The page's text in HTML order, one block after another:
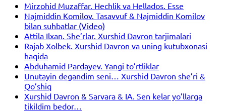
Mirzohid Muzaffar. Hechlik va Hellados. Esse
Najmiddin Komilov. Tasavvuf & Najmiddin Komilov
bilan suhbatlar (Video)
Attila Ilxan. She’rlar. Xurshid Davron tarjimalari
Rajab Xolbek. Xurshid Davron va uning kutubxonasi
haqida
Abduhamid Pardayev. Yangi to’rtliklar
Unutayin degandim seni… Xurshid Davron she’ri &
Qo’shiq
Xurshid Davron & Sarvara & IA. Sen kelar yo’llarga
tikildim bedor…